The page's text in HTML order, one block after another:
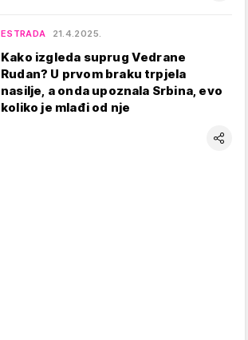
ESTRADA 21.4.2025.
Kako izgleda suprug Vedrane
Rudan? U prvom braku trpjela
nasilje, a onda upoznala Srbina, evo
koliko je mlađi od nje